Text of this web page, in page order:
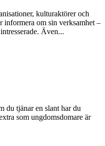
kulturaktörer och
informera om sin verksamhet –
Även...
du tjänar en slant har du
som ungdomsdomare är